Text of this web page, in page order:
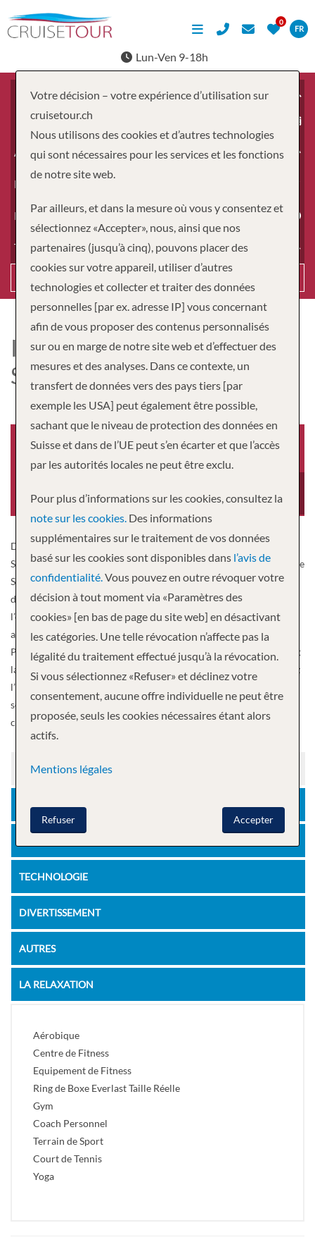
FR
Lun-Ven 9-18h
À partir du
Adultes
Enfants
Durée
Type de voyage
INDEPENDENCE OF THE
SEAS
2008
Des escapades mémorables à bord d’un voilier depuis le Sunshine
State. C’est un « non » catégorique à la FOMO. L’Independence of the
Seas donne aux Caraïbes une injection de nouvelles aventures lors
d’escapades. Lancez-vous dans un monde virtuel grâce à
l’expérience de trampoline à l’élastique Sky Pad. Participez à un
affrontement au laser dans l’obscurité avec Battle for Planet Z.
Passez un moment extraordinaire et mangez des plats qui changent
la donne au Playmakers Sports Bar & Arcade. Et à terre, poursuivez
l’aventure dans une destination privée qui est le mélange ultime de
sensations fortes et de détente – Perfect Day at CocoCay. Venez
chercher le Royal Caribbean.
LA SANTÉ
NOURRITURE ET BOISSON
TECHNOLOGIE
DIVERTISSEMENT
AUTRES
LA RELAXATION
Aérobique
Centre de Fitness
Equipement de Fitness
Ring de Boxe Everlast Taille Réelle
Gym
Coach Personnel
Terrain de Sport
Court de Tennis
Yoga
Votre décision – votre expérience d’utilisation sur
cruisetour.ch
Nous utilisons des cookies et d’autres technologies
qui sont nécessaires pour les services et les fonctions
de notre site web.
Par ailleurs, et dans la mesure où vous y consentez et
sélectionnez «Accepter», nous, ainsi que nos
partenaires (jusqu’à cinq), pouvons placer des
cookies sur votre appareil, utiliser d’autres
technologies et collecter et traiter des données
personnelles [par ex. adresse IP] vous concernant
afin de vous proposer des contenus personnalisés
sur ou en marge de notre site web et d’effectuer des
mesures et des analyses. Dans ce contexte, un
transfert de données vers des pays tiers [par
exemple les USA] peut également être possible,
sachant que le niveau de protection des données en
Suisse et dans de l’UE peut s’en écarter et que l’accès
par les autorités locales ne peut être exclu.
Pour plus d’informations sur les cookies, consultez la
note sur les cookies. Des informations
supplémentaires sur le traitement de vos données
basé sur les cookies sont disponibles dans l’avis de
confidentialité.Vous pouvez en outre révoquer votre
décision à tout moment via «Paramètres des
cookies» [en bas de page du site web] en désactivant
les catégories. Une telle révocation n’affecte pas la
légalité du traitement effectué jusqu’à la révocation.
Si vous sélectionnez «Refuser» et déclinez votre
consentement, aucune offre individuelle ne peut être
proposée, seuls les cookies nécessaires étant alors
actifs.
Mentions légales
Accepter
Refuser